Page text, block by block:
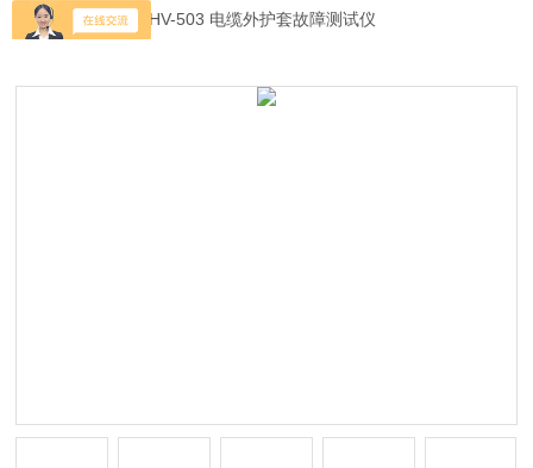
距离测试仪>UHV-503 电缆外护套故障测试仪